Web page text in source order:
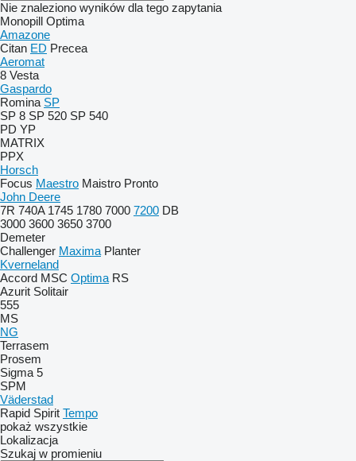
Nie znaleziono wyników dla tego zapytania
Monopill Optima
Amazone
Citan ED Precea
Aeromat
8 Vesta
Gaspardo
Romina SP
SP 8 SP 520 SP 540
PD YP
MATRIX
PPX
Horsch
Focus Maestro Maistro Pronto
John Deere
7R 740A 1745 1780 7000 7200 DB
3000 3600 3650 3700
Demeter
Challenger Maxima Planter
Kverneland
Accord MSC Optima RS
Azurit Solitair
555
MS
NG
Terrasem
Prosem
Sigma 5
SPM
Väderstad
Rapid Spirit Tempo
pokaż wszystkie
Lokalizacja
Szukaj w promieniu